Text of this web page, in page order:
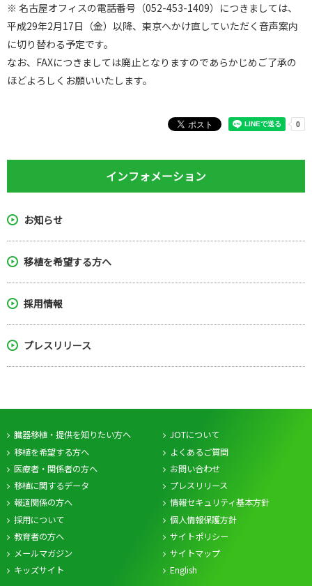
※ 名古屋オフィスの電話番号（052-453-1409）につきましては、
平成29年2月17日（金）以降、東京へかけ直していただく音声案内
に切り替わる予定です。
なお、FAXにつきましては廃止となりますのであらかじめご了承の
ほどよろしくお願いいたします。
インフォメーション
お知らせ
移植を希望する方へ
採用情報
プレスリリース
臓器移植・提供を知りたい方へ
移植を希望する方へ
医療者・関係者の方へ
移植に関するデータ
JOTについて
よくあるご質問
お問い合わせ
プレスリリース
報道関係の方へ
採用について
教育者の方へ
メールマガジン
キッズサイト
情報セキュリティ基本方針
個人情報保護方針
サイトポリシー
サイトマップ
English